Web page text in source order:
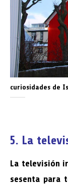
curiosidades de
5. La
La televisión
sesenta para